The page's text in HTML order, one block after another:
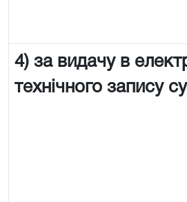
4) за видачу в
технічного запису